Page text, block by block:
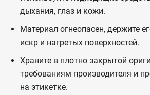
дыхания, глаз и кожи.
Материал огнеопасен, держите
искр и нагретых поверхностей.
Храните в плотно закрытой
требованиям производителя и
на этикетке.